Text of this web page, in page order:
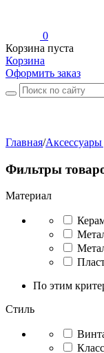
0
Корзина пуста
Корзина
Оформить заказ
Главная/
Фильтры
Материал
По этим
Стиль